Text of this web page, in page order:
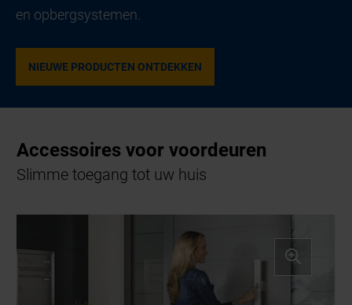
en opbergsystemen.
NIEUWE PRODUCTEN ONTDEKKEN
Accessoires voor voordeuren
Slimme toegang tot uw huis